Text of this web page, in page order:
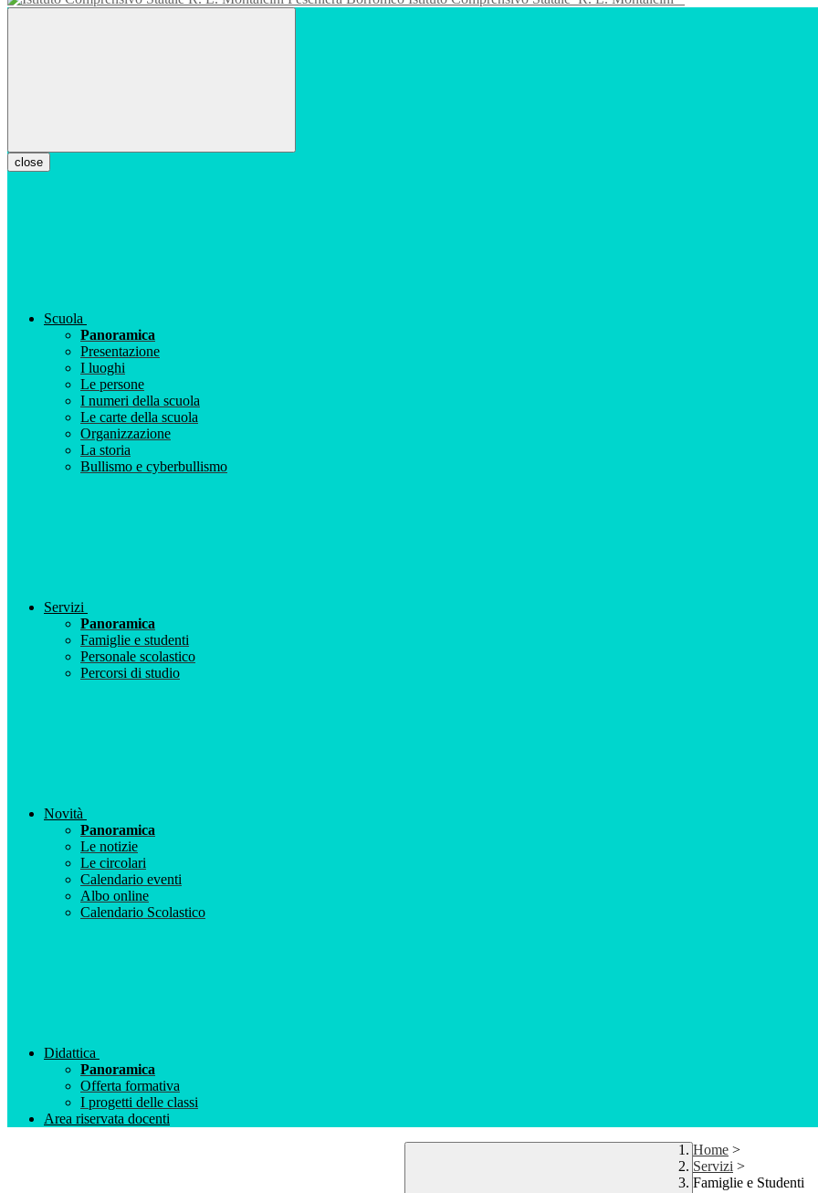
close
Scuola
Panoramica
Presentazione
I luoghi
Le persone
I numeri della scuola
Le carte della scuola
Organizzazione
La storia
Bullismo e cyberbullismo
Servizi
Panoramica
Famiglie e studenti
Personale scolastico
Percorsi di studio
Novità
Panoramica
Le notizie
Le circolari
Calendario eventi
Albo online
Calendario Scolastico
Didattica
Panoramica
Offerta formativa
I progetti delle classi
Area riservata docenti
Home >
Servizi >
Famiglie e Studenti